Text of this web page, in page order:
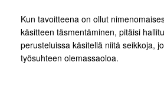
Kun tavoitteena on ollut
käsitteen täsmentäminen, pitäisi
perusteluissa käsitellä niitä seikkoja,
työsuhteen olemassaoloa.